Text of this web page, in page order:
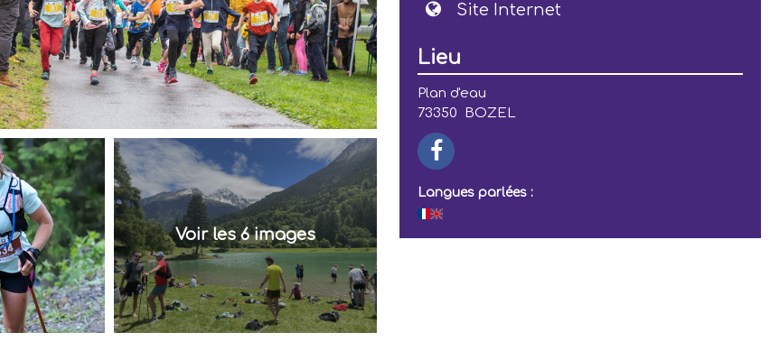
Voir les 6 images
Site Internet
Lieu
Plan d'eau
73350
BOZEL
Langues parlées :